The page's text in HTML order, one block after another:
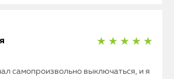
★ ★ ★ ★ ★
самопроизвольно выключаться, и я